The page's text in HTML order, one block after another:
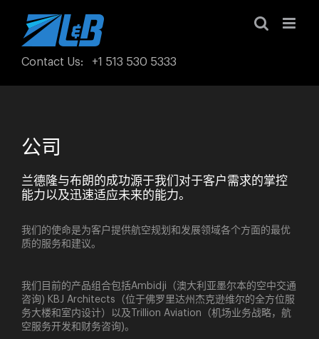
content
Contact Us: +1 513 530 5333
公司
兰德隆与布朗的成功源于我们对于客户需求的掌控
能力以及迅速适应未来的能力。
我们的使命是为客户提供航空规划和发展领域各个方面的最优
质的服务和建议。
我们目前的产品组合包括Ambidji（澳大利亚墨尔本的空中交通
咨询) KBJ Architects（位于佛罗里达州杰克逊维尔的全方位服
务大楼和室内设计）以及Trillion Aviation（机场业务战略，航
空服务开发和财务咨询)。